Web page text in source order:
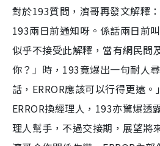
對於193質問，濟哥再發文解釋
193兩日前通知呀。係話兩日前
似乎不接受此解釋，當有網民問
你？」時，193竟爆出一句耐人
話，ERROR應該可以行得更遠
ERROR換經理人，193亦驚爆透
理人幫手，不過交接期，展望將